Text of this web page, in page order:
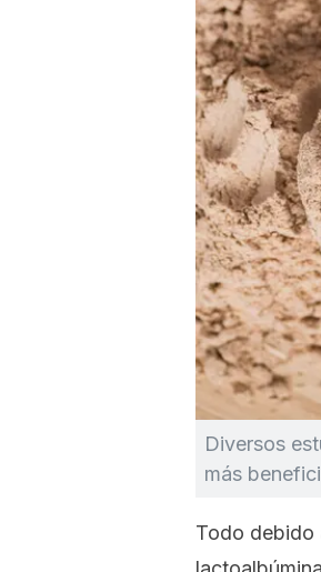
Diversos
más
Todo debido